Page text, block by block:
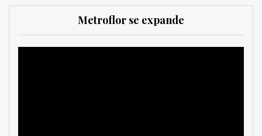
Metroflor se expande